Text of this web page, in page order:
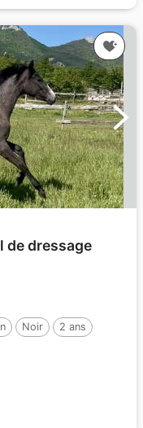
de dressage
Noir
2 ans